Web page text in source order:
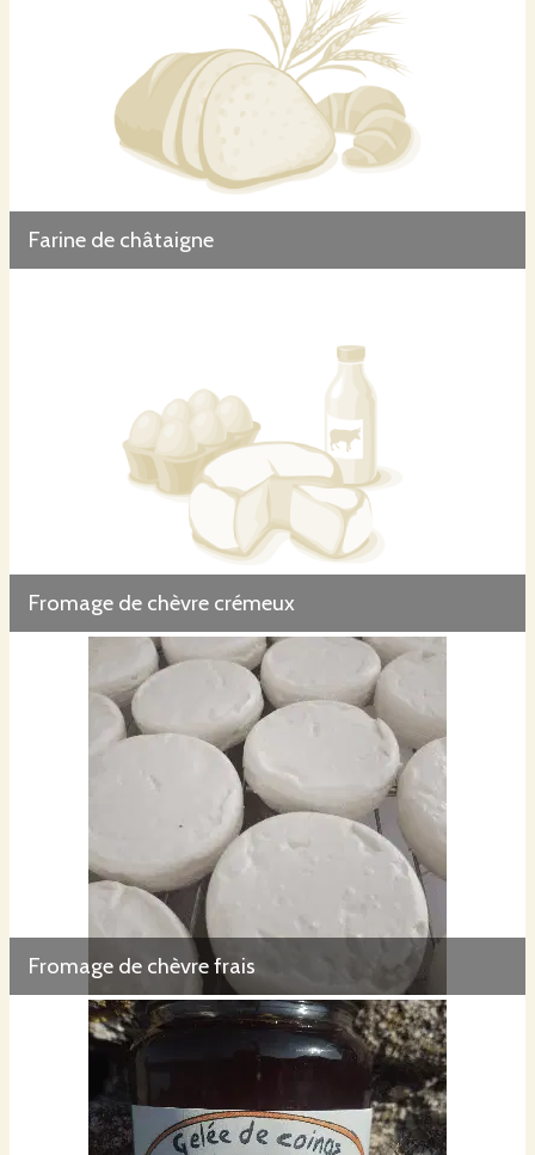
Farine de châtaigne
Fromage de chèvre crémeux
Fromage de chèvre frais